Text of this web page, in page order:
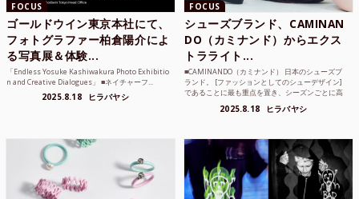
FOCUS
ゴールドウイン東京本社にて、
フォトグラファー柏倉陽介によ
る写真展＆体験...
「Endless Yosuke Kashiwakura Photo Exhibitio
n and Creative Dialogues」 ■ネイチャーフ...
2025.8.18 ヒラバヤシ
FOCUS
シューズブランド、CAMINAN
DO（カミナンド）からエクス
トラライト...
■CAMINANDO（カミナンド） 日本のシューズブ
ランド。 [ファッションとしてのシューデザイン]
であることに最も重点を置き、シーズンごとに高
2025.8.18 ヒラバヤシ